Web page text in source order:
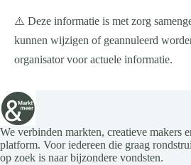
⚠️ Deze informatie is met zorg
kunnen wijzigen of geannuleerd
organisator voor actuele informatie.
We verbinden markten, creatieve makers
platform. Voor iedereen die graag
op zoek is naar bijzondere vondsten.